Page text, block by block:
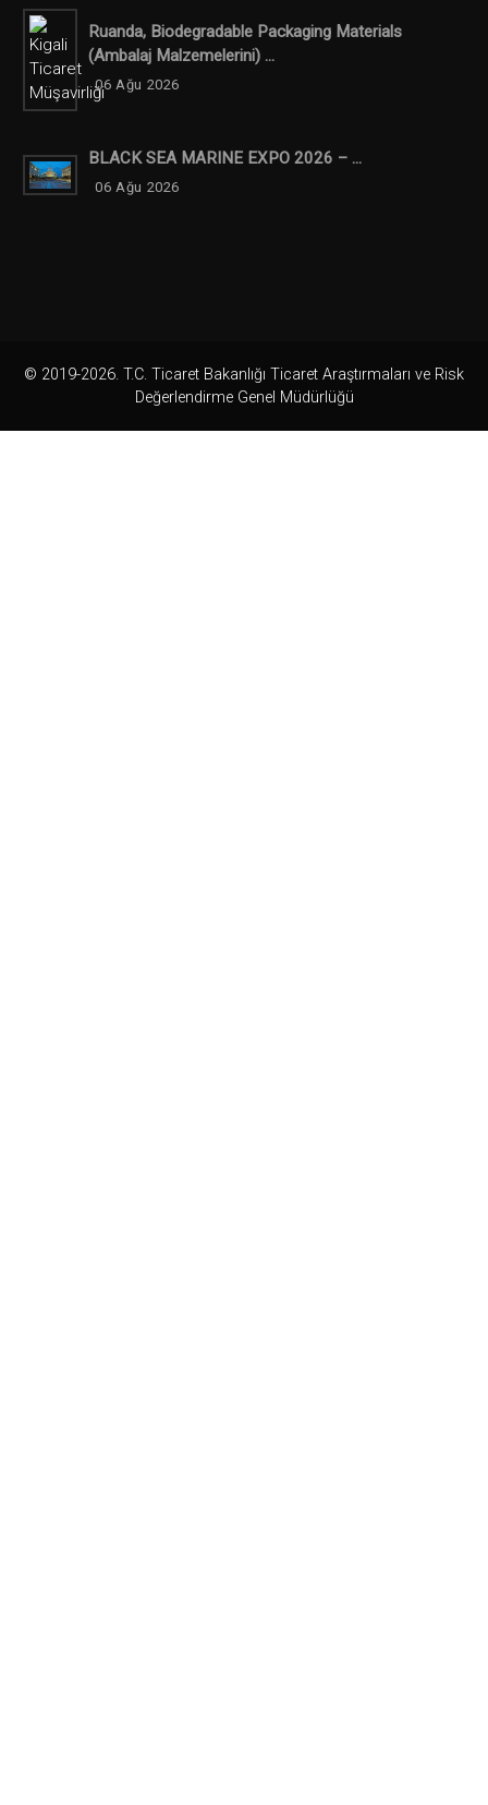
Ruanda, Biodegradable Packaging Materials
(ambalaj Malzemelerini) ...
06 Ağu 2026
BLACK SEA MARINE EXPO 2026 – ...
06 Ağu 2026
© 2019-2026. T.C. Ticaret Bakanlığı Ticaret Araştırmaları ve Risk
Değerlendirme Genel Müdürlüğü